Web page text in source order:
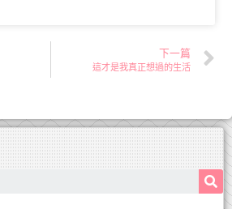
下一篇
這才是我真正想過的生活